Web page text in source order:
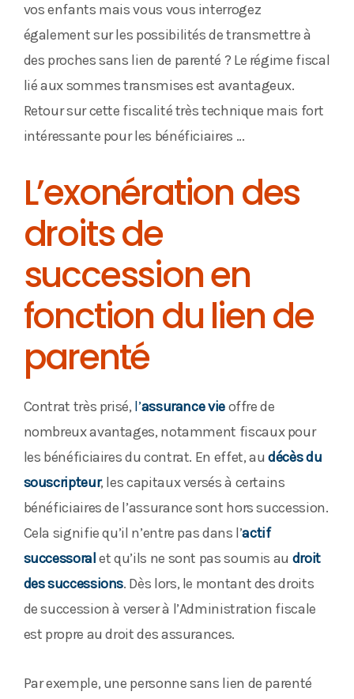
vos enfants mais vous vous interrogez
également sur les possibilités de transmettre à
des proches sans lien de parenté ? Le régime fiscal
lié aux sommes transmises est avantageux.
Retour sur cette fiscalité très technique mais fort
intéressante pour les bénéficiaires ...
L’exonération des
droits de
succession en
fonction du lien de
parenté
Contrat très prisé, l’assurance vieoffre de
nombreux avantages, notamment fiscaux pour
les bénéficiaires du contrat. En effet, audécès du
souscripteur, les capitaux versés à certains
bénéficiaires de l’assurance sont hors succession.
Cela signifie qu’il n’entre pas dans l’actif
successoralet qu’ils ne sont pas soumis au droit
des successions. Dès lors, le montant des droits
de succession à verser à l’Administration fiscale
est propre au droit des assurances.
Par exemple, une personne sans lien de parenté